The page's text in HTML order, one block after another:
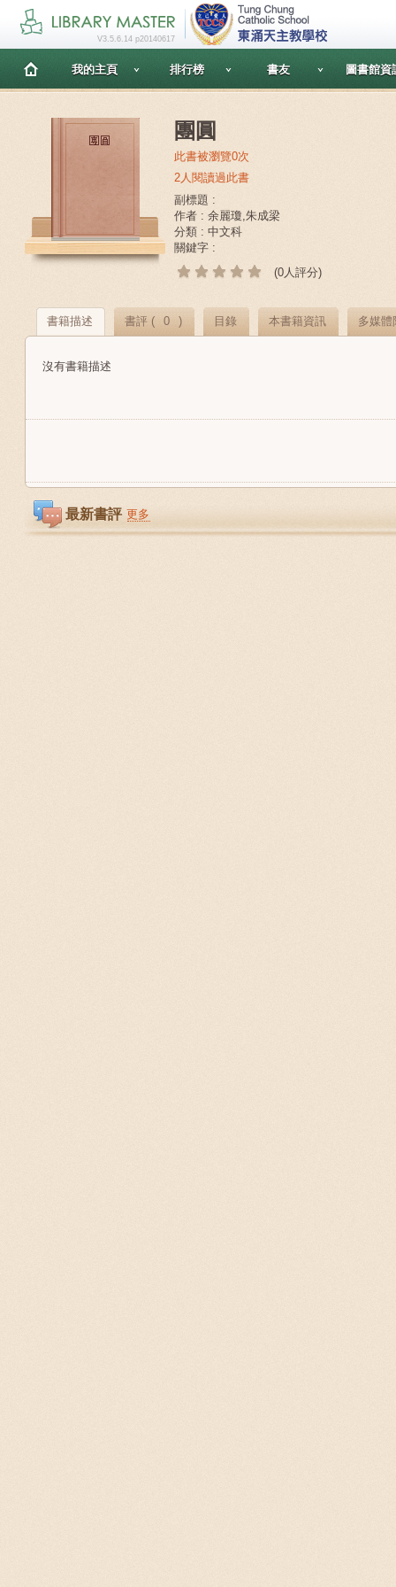
V3.5.6.14 p20140617
我的主頁 排行榜 書友 圖書館資
團圓
此書被瀏覽0次
2人閱讀過此書
副標題 :
作者 : 余麗瓊,朱成梁
分類 : 中文科
關鍵字 :
(0人評分)
書籍描述 書評 ( 0 ) 目錄 本書籍資訊 多媒體
沒有書籍描述
最新書評 更多